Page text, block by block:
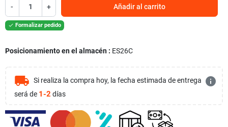
- + Añadir al carrito
 Formalizar pedido
Posicionamiento en el almacén : ES26C
local_shipping Si realiza la compra hoy, la fecha estimada de entrega
será de 1-2 días
info